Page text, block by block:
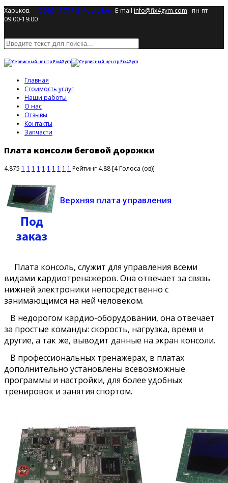
Харьков. (066)044-777-2ViberViber E-mail info@fix4gym.com пн-пт
09:00-19:00
Главная
Стоимость услуг
Наши работы
О нас
Отзывы
Контакты
Запчасти
Плата консоли беговой дорожки
4.875 1 1 1 1 1 1 1 1 1 1 Рейтинг 4.88 [4 Голоса (ов)]
Верхняя плата управления
Плата консоль, служит для управления всеми
видами кардиотренажеров. Она отвечает за связь
нижней электроники непосредственно с
занимающимся на ней человеком.
В недорогом кардио-оборудовании, она отвечает
за простые команды: скорость, нагрузка, время и
другие, а так же, выводит данные на экран консоли.
В профессиональных тренажерах, в платах
дополнительно установлены всевозможные
программы и настройки, для более удобных
тренировок и занятия спортом.